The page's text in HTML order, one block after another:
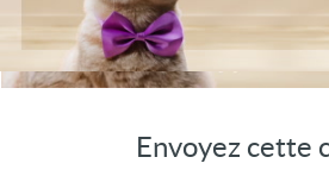
la
Envoyez cette